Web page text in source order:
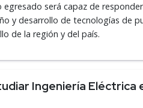
será capaz de
y desarrollo de tecnologías de
de la región y del país.
Ingeniería Eléctrica